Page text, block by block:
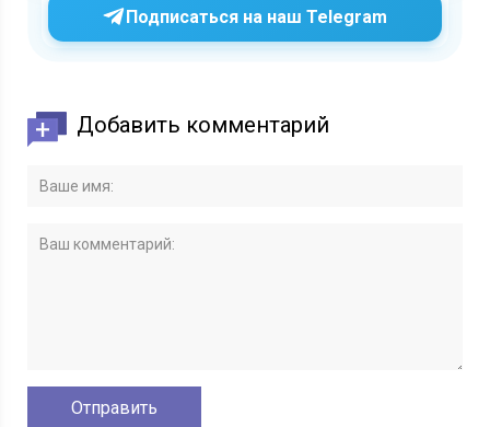
Подписаться на наш Telegram
Добавить комментарий